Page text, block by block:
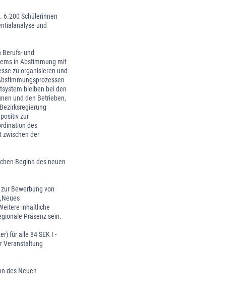
6.200 Schülerinnen
und
und
in Abstimmung mit
zu organisieren und
bleiben bei den
und den Betrieben,
zur
des
zwischen der
Beginn des neuen
Bewerbung von
inhaltliche
Präsenz sein.
für alle 84 SEK I -
Veranstaltung
des Neuen